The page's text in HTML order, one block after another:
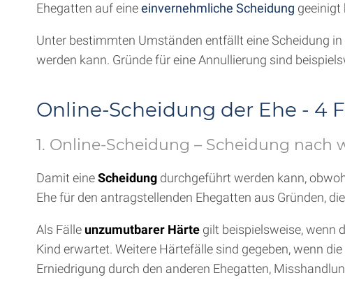
Ehegatten auf eineeinvernehmliche Scheidung geeinigt
Unter bestimmten Umständen entfällt eine Scheidung
werden kann. Gründe für eine Annullierung sind
Online-Scheidung der Ehe - 4
1. Online-Scheidung – Scheidung nach
Damit eineScheidung durchgeführt werden kann,
Ehe für den antragstellenden Ehegatten aus Gründen,
Als Fälle unzumutbarer Härte gilt beispielsweise, wenn
Kind erwartet. Weitere Härtefälle sind gegeben, wenn
Erniedrigung durch den anderen Ehegatten,